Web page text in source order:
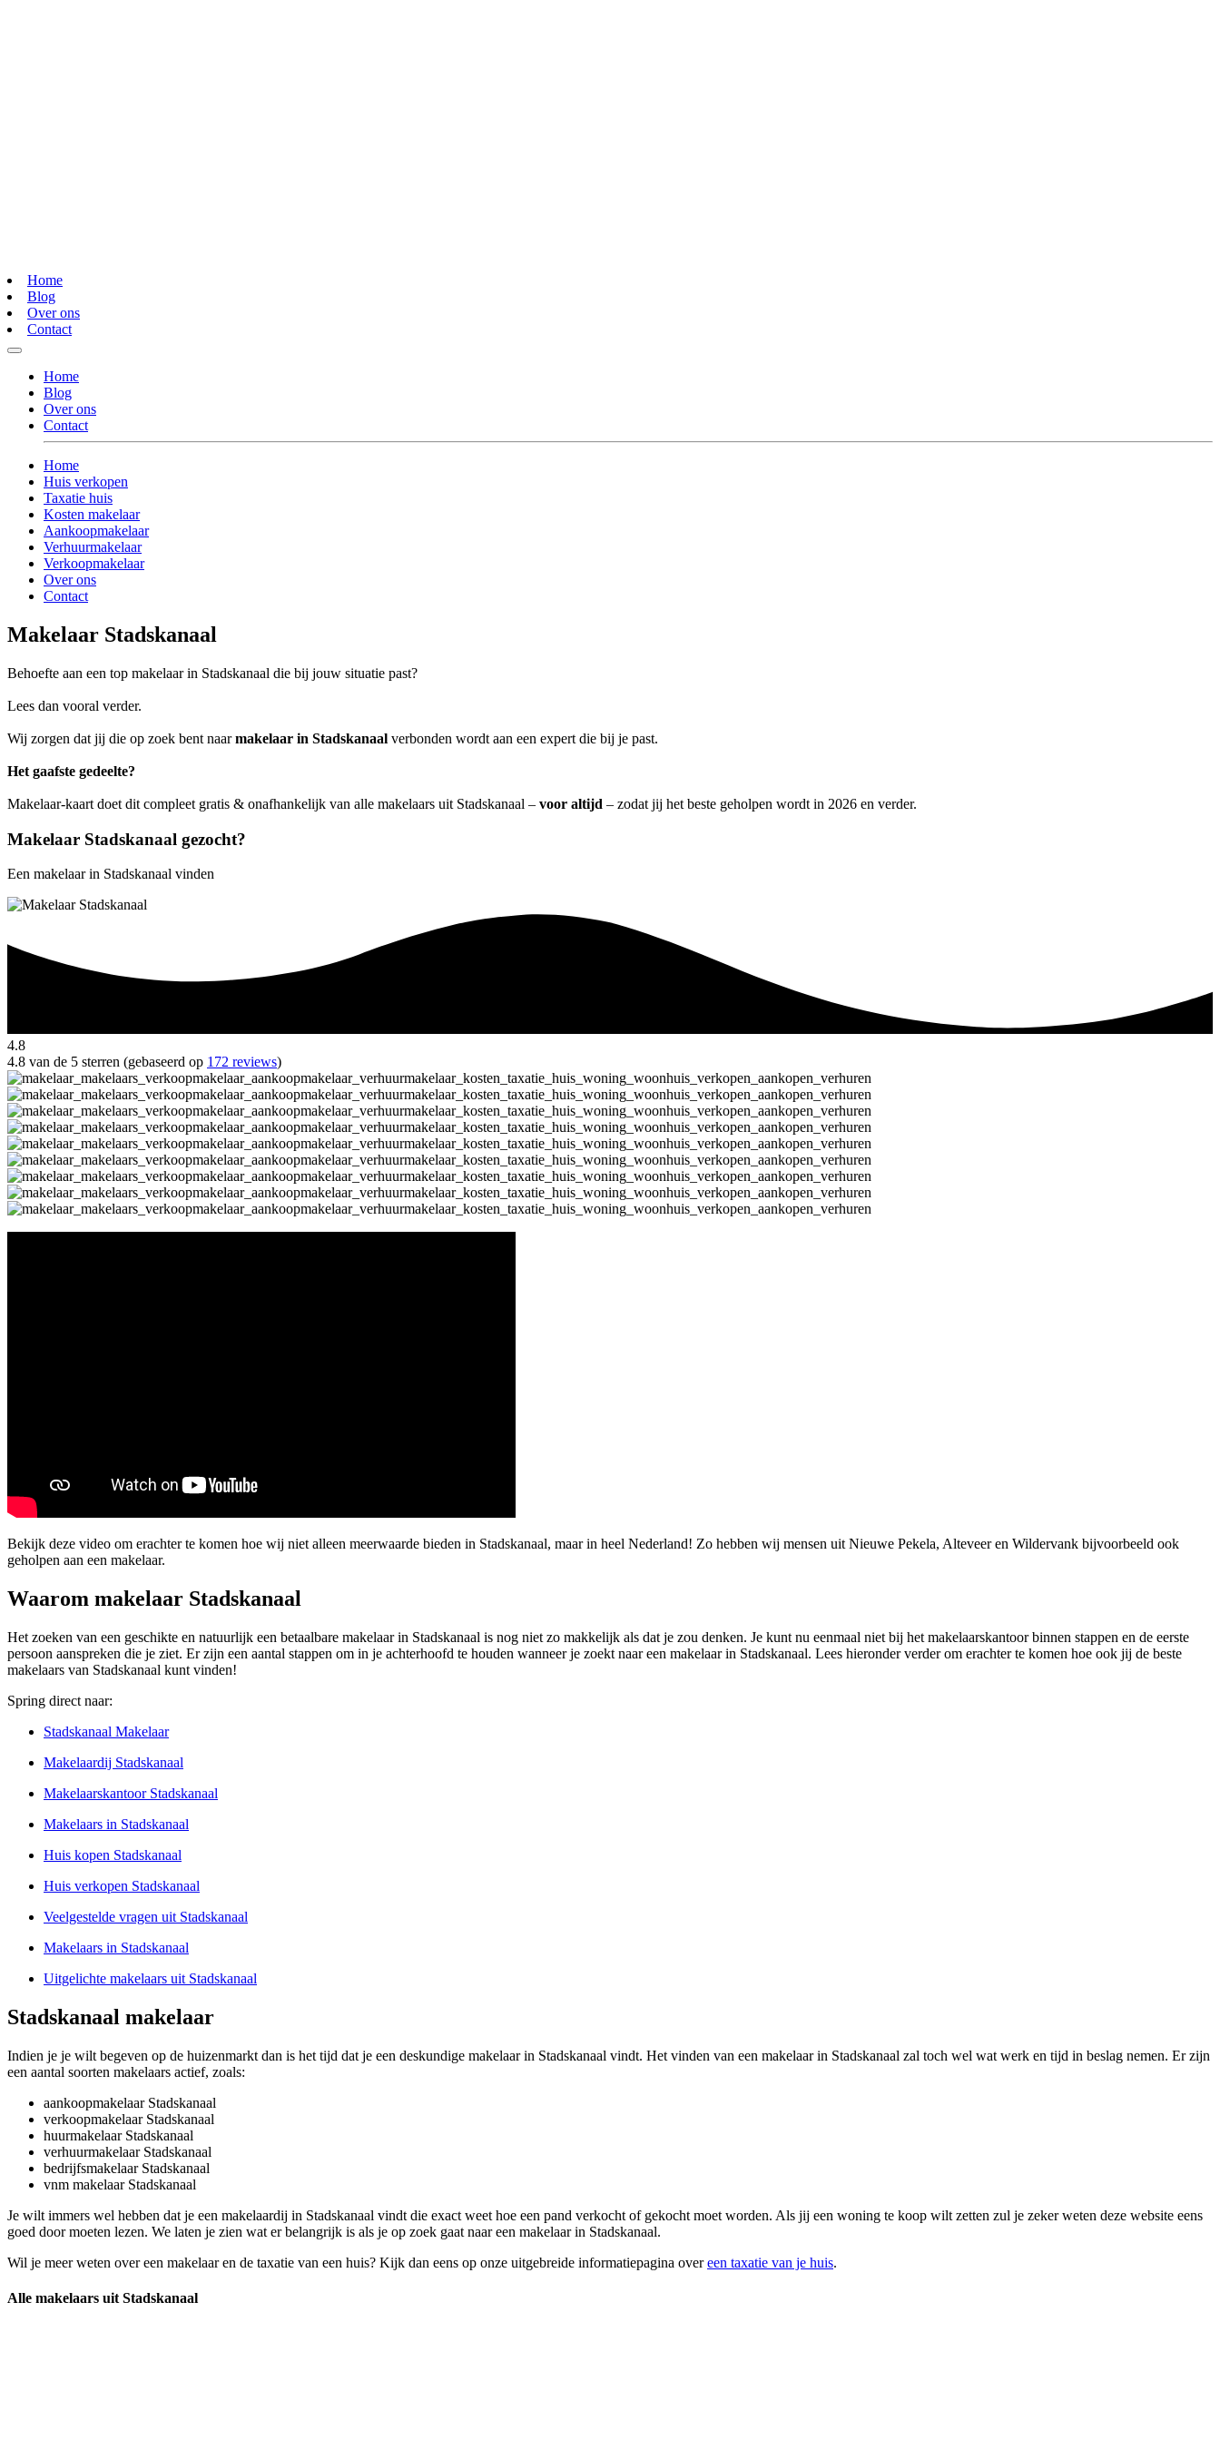
Home
Blog
Over ons
Contact
Home
Blog
Over ons
Contact
Home
Huis verkopen
Taxatie huis
Kosten makelaar
Aankoopmakelaar
Verhuurmakelaar
Verkoopmakelaar
Over ons
Contact
Makelaar Stadskanaal
Behoefte aan een top makelaar in Stadskanaal die bij jouw situatie past?
Lees dan vooral verder.
Wij zorgen dat jij die op zoek bent naarmakelaar in Stadskanaal verbonden wordt aan een expert die bij je past.
Het gaafste gedeelte?
Makelaar-kaart doet dit compleet gratis & onafhankelijk van alle makelaars uit Stadskanaal – voor altijd – zodat jij het beste geholpen wordt in 2026 en verder.
Makelaar Stadskanaal gezocht?
Een makelaar in Stadskanaal vinden
4.8
4.8 van de 5 sterren (gebaseerd op 172 reviews)
Bekijk deze video om erachter te komen hoe wij niet alleen meerwaarde bieden in Stadskanaal, maar in heel Nederland! Zo hebben wij mensen uit Nieuwe Pekela, Alteveer en Wildervank bijvoorbeeld ook
geholpen aan een makelaar.
Waarom makelaar Stadskanaal
Het zoeken van een geschikte en natuurlijk een betaalbare makelaar in Stadskanaal is nog niet zo makkelijk als dat je zou denken. Je kunt nu eenmaal niet bij het makelaarskantoor binnen stappen en de eerste
persoon aanspreken die je ziet. Er zijn een aantal stappen om in je achterhoofd te houden wanneer je zoekt naar een makelaar in Stadskanaal. Lees hieronder verder om erachter te komen hoe ook jij de beste
makelaars van Stadskanaal kunt vinden!
Spring direct naar:
Stadskanaal Makelaar
Makelaardij Stadskanaal
Makelaarskantoor Stadskanaal
Makelaars in Stadskanaal
Huis kopen Stadskanaal
Huis verkopen Stadskanaal
Veelgestelde vragen uit Stadskanaal
Makelaars in Stadskanaal
Uitgelichte makelaars uit Stadskanaal
Stadskanaal makelaar
Indien je je wilt begeven op de huizenmarkt dan is het tijd dat je een deskundige makelaar in Stadskanaal vindt. Het vinden van een makelaar in Stadskanaal zal toch wel wat werk en tijd in beslag nemen. Er zijn
een aantal soorten makelaars actief, zoals:
aankoopmakelaar Stadskanaal
verkoopmakelaar Stadskanaal
huurmakelaar Stadskanaal
verhuurmakelaar Stadskanaal
bedrijfsmakelaar Stadskanaal
vnm makelaar Stadskanaal
Je wilt immers wel hebben dat je een makelaardij in Stadskanaal vindt die exact weet hoe een pand verkocht of gekocht moet worden. Als jij een woning te koop wilt zetten zul je zeker weten deze website eens
goed door moeten lezen. We laten je zien wat er belangrijk is als je op zoek gaat naar een makelaar in Stadskanaal.
Wil je meer weten over een makelaar en de taxatie van een huis? Kijk dan eens op onze uitgebreide informatiepagina overeen taxatie van je huis.
Alle makelaars uit Stadskanaal